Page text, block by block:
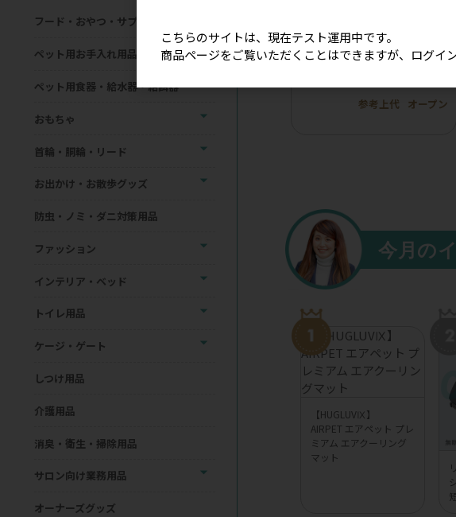
【星印】リボンフリル韓国風チ
参考上代
オープン
今月の
【HUGLUVⅨ】
AIRPET エアペット プレ
ミアム エアクーリング
マット
フード・おやつ・サプリメント
ペット用お手入れ用品
ペット用食器・給水器・給餌器
おもちゃ
首輪・胴輪・リード
お出かけ・お散歩グッズ
防虫・ノミ・ダニ対策用品
ファッション
インテリア・ベッド
トイレ用品
ケージ・ゲート
しつけ用品
介護用品
消臭・衛生・掃除用品
サロン向け業務用品
オーナーズグッズ
こちらのサイトは、現在テスト運用中です。
商品ページをご覧いただくことはできますが、ログイ